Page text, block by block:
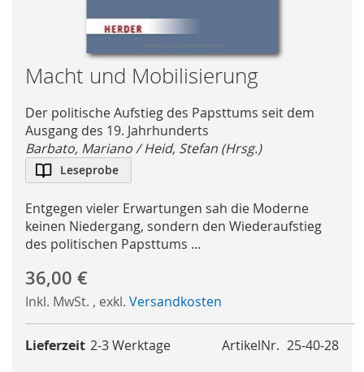
Skip
to
the
beginning
of
the
images
Macht und Mobilisierung
Der politische Aufstieg des Papsttums seit dem
Ausgang des 19. Jahrhunderts
Barbato, Mariano / Heid, Stefan (Hrsg.)
Leseprobe
Entgegen vieler Erwartungen sah die Moderne
keinen Niedergang, sondern den Wiederaufstieg
des politischen Papsttums ...
36,00 €
Inkl. MwSt. , exkl. Versandkosten
ArtikelNr. 25-40-28
Lieferzeit 2-3 Werktage